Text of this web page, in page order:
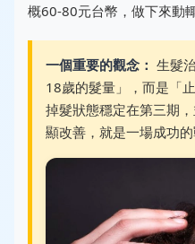
概60-80元台幣，做下來動
一個重要的觀念： 生髮
18歲的髮量」，而是「
掉髮狀態穩定在第三期
顯改善，就是一場成功的